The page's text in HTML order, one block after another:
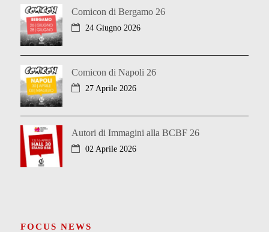
Comicon di Bergamo 26
24 Giugno 2026
Comicon di Napoli 26
27 Aprile 2026
Autori di Immagini alla BCBF 26
02 Aprile 2026
FOCUS NEWS